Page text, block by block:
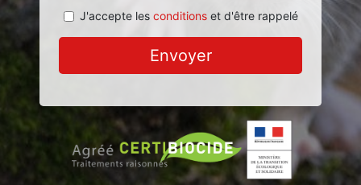
J'accepte les conditionset d'être rappelé
Envoyer